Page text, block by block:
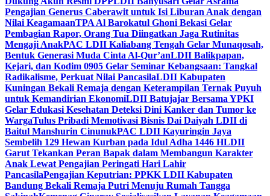
Pengajian Generus Caberawit untuk Isi Liburan Anak dengan
Nilai KeagamaanTPA Al Barokatul Ghoni Bekasi Gelar
Pembagian Rapor, Orang Tua Diingatkan Jaga Rutinitas
Mengaji AnakPAC LDII Kaliabang Tengah Gelar Munaqosah,
Bentuk Generasi Muda Cinta Al-Qur’anLDII Balikpapan,
Kejari, dan Kodim 0905 Gelar Seminar Kebangsaan: Tangkal
Radikalisme, Perkuat Nilai PancasilaLDII Kabupaten
Kuningan Bekali Remaja dengan Keterampilan Ternak Puyuh
untuk Kemandirian EkonomiLDII Batujajar Bersama YPKI
Gelar Edukasi Kesehatan Deteksi Dini Kanker dan Tumor ke
WargaTulus Pribadi Memotivasi Bisnis Dai Daiyah LDII di
Baitul Manshurin CinunukPAC LDII Kayuringin Jaya
Sembelih 129 Hewan Kurban pada Idul Adha 1446 HLDII
Garut Tekankan Peran Bapak dalam Membangun Karakter
Anak Lewat Pengajian Peringati Hari Lahir
PancasilaPengajian Keputrian: PPKK LDII Kabupaten
Bandung Bekali Remaja Putri Menuju Rumah Tangga